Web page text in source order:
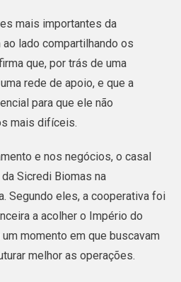
mais importantes da
lado compartilhando os
que, por trás de uma
rede de apoio, e que a
para que ele não
mais difíceis.
e nos negócios, o casal
Sicredi Biomas na
Segundo eles, a cooperativa foi
a acolher o Império do
momento em que buscavam
melhor as operações.